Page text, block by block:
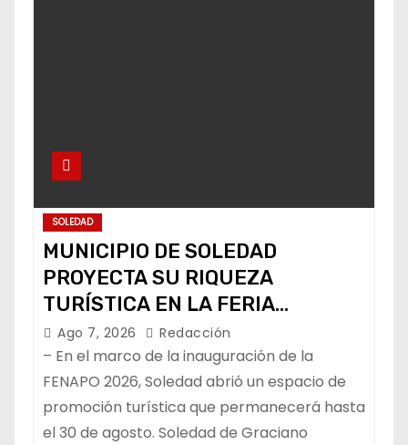
SOLEDAD
MUNICIPIO DE SOLEDAD
PROYECTA SU RIQUEZA
TURÍSTICA EN LA FERIA
NACIONAL POTOSINA
Ago 7, 2026 Redacción
– En el marco de la inauguración de la
FENAPO 2026, Soledad abrió un espacio de
promoción turística que permanecerá hasta
el 30 de agosto. Soledad de Graciano